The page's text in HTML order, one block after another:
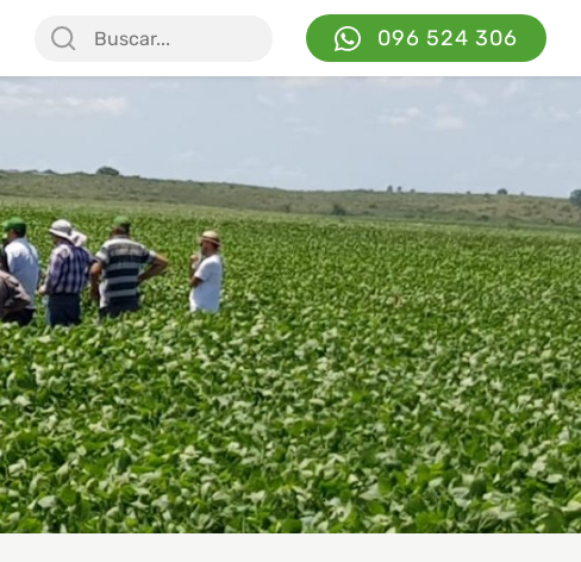
096 524 306